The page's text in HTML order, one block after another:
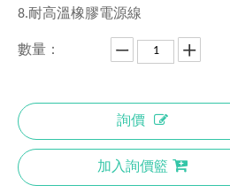
8.耐高溫橡膠電源線
數量：
詢價
加入詢價籃